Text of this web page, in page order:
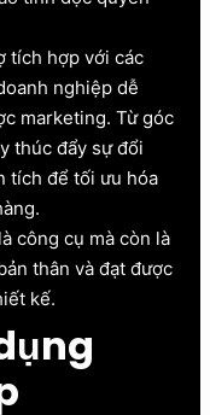
tích hợp với các
nghiệp dễ
marketing. Từ góc
thúc đẩy sự đổi
tích để tối ưu hóa
công cụ mà còn là
thân và đạt được
kế.